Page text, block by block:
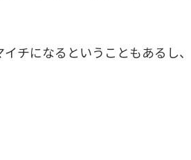
チになるということもあるし、